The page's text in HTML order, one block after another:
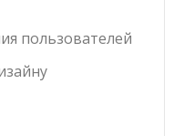
пользователей